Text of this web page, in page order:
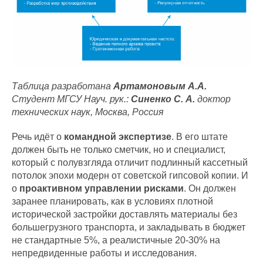
Таблица разработана Артамоновым А.А.
Студент МГСУ Науч. рук.: Синенко С. А. доктор
технических наук, Москва, Россия
Речь идёт о командной экспертизе. В его штате
должен быть не только сметчик, но и специалист,
который с полувзгляда отличит подлинный кассетный
потолок эпохи модерн от советской гипсовой копии. И
о проактивном управлении рисками. Он должен
заранее планировать, как в условиях плотной
исторической застройки доставлять материалы без
большегрузного транспорта, и закладывать в бюджет
не стандартные 5%, а реалистичные 20-30% на
непредвиденные работы и исследования.